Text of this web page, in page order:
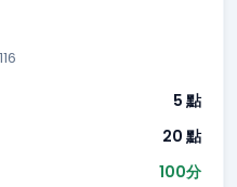
5 點
20 點
100分